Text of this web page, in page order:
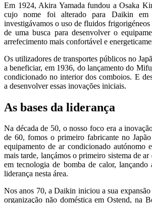
Em 1924, Akira Yamada fundou a Osaka
cujo nome foi alterado para Daikin
investigávamos o uso de fluidos
de uma busca para desenvolver o
arrefecimento mais confortável e
Os utilizadores de transportes públicos no
a beneficiar, em 1936, do lançamento do
condicionado no interior dos comboios. E
a desenvolver essas inovações iniciais.
As bases da liderança
Na década de 50, o nosso foco era a
de 60, fomos o primeiro fabricante no
equipamento de ar condicionado autónomo
mais tarde, lançámos o primeiro sistema de
em tecnologia de bomba de calor, lançando
liderança nesta área.
Nos anos 70, a Daikin iniciou a sua
organização não doméstica em Ostend, na